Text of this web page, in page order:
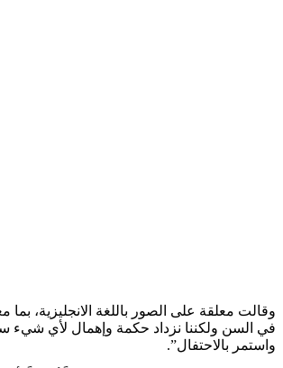
وقالت معلقة على الصور باللغة الانجليزية، بما
في السن ولكننا نزداد حكمة وإهمال لأي شيء
واستمر بالاحتفال”.